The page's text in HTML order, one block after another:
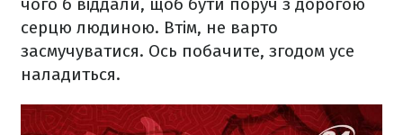
серцю людиною. Втім, не варто
засмучуватися. Ось побачите, згодом усе
наладиться.